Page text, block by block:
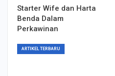
Starter Wife dan Harta
Benda Dalam
Perkawinan
ARTIKEL TERBARU